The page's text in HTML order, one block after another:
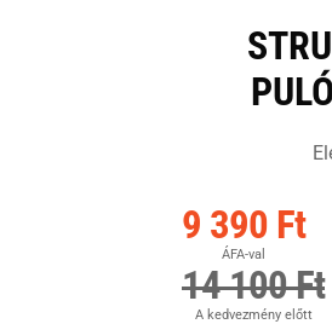
9 390 Ft
ÁFA-val
14 100 Ft
A kedvezmény előtt